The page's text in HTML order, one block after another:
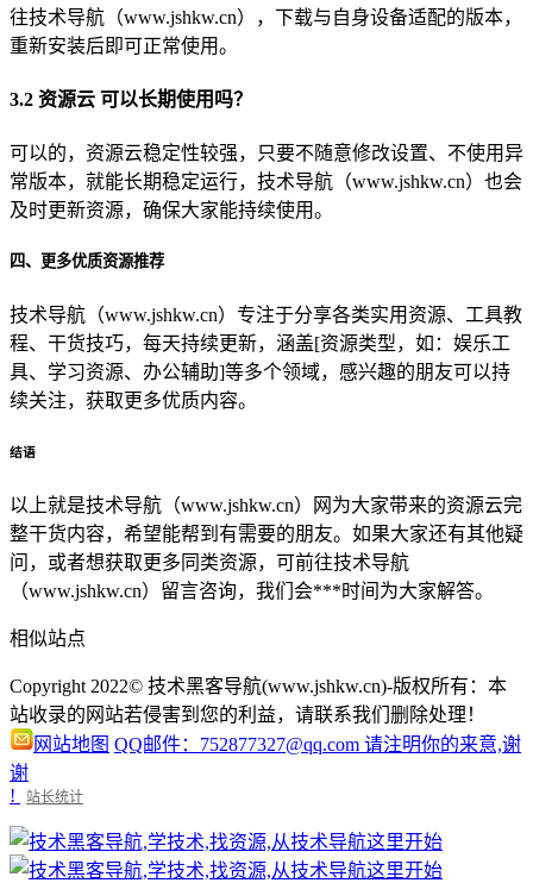
往技术导航（www.jshkw.cn），下载与自身设备适配的版本，
重新安装后即可正常使用。
3.2 资源云 可以长期使用吗？
可以的，资源云稳定性较强，只要不随意修改设置、不使用异
常版本，就能长期稳定运行，技术导航（www.jshkw.cn）也会
及时更新资源，确保大家能持续使用。
四、更多优质资源推荐
技术导航（www.jshkw.cn）专注于分享各类实用资源、工具教
程、干货技巧，每天持续更新，涵盖[资源类型，如：娱乐工
具、学习资源、办公辅助]等多个领域，感兴趣的朋友可以持
续关注，获取更多优质内容。
结语
以上就是技术导航（www.jshkw.cn）网为大家带来的资源云完
整干货内容，希望能帮到有需要的朋友。如果大家还有其他疑
问，或者想获取更多同类资源，可前往技术导航
（www.jshkw.cn）留言咨询，我们会***时间为大家解答。
相似站点
Copyright 2022© 技术黑客导航(www.jshkw.cn)-版权所有：本
站收录的网站若侵害到您的利益，请联系我们删除处理！
网站地图 QQ邮件：752877327@qq.com 请注明你的来意,谢
谢
!
站长统计